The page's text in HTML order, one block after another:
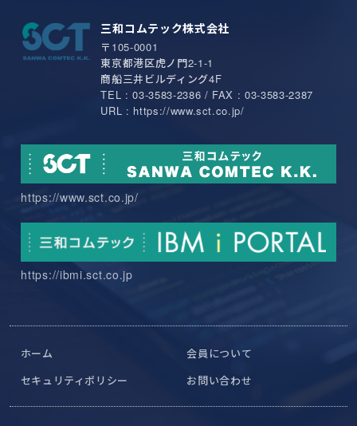
三和コムテック株式会社
〒105-0001
東京都港区虎ノ門2-1-1
商船三井ビルディング4F
TEL : 03-3583-2386 / FAX : 03-3583-2387
URL : https://www.sct.co.jp/
https://www.sct.co.jp/
https://ibmi.sct.co.jp
ホーム
会員について
セキュリティポリシー
お問い合わせ